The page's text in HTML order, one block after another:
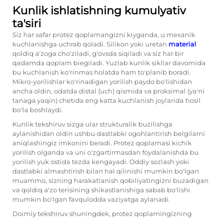
Kunlik ishlatishning kumulyativ
ta'siri
Siz har safar protez qoplamangizni kiyganda, u mexanik
kuchlanishga uchrab qoladi. Silikon yoki uretan material
qoldiq a'zoga cho'ziladi, g'ovsda siqiladi va siz har bir
qadamda qoplam biegiladi. Yuzlab kunlik sikllar davomida
bu kuchlanish ko'rinmas holatda ham to'planib boradi.
Mikro-yorilishlar ko'rinadigan yorilish paydo bo'lishidan
ancha oldin, odatda distal (uch) qismida va proksimal (ya'ni
tanaga yaqin) chetida eng katta kuchlanish joylarida hosil
bo'la boshlaydi.
Kunlik tekshiruv sizga ular strukturalik buzilishga
aylanishidan oldin ushbu dastlabki ogohlantirish belgilarni
aniqlashingiz imkonini beradi. Protez qoplamasi kichik
yorilish olganda va uni o'zgartirmasdan foydalanishda bu
yorilish yuk ostida tezda kengayadi. Oddiy sozlash yoki
dastlabki almashtirish bilan hal qilinishi mumkin bo'lgan
muammo, sizning harakatlanish qobiliyatingizni buzadigan
va qoldiq a'zo terisining shikastlanishiga sabab bo'lishi
mumkin bo'lgan favqulodda vaziyatga aylanadi.
Doimiy tekshiruv shuningdek, protez qoplamingizning